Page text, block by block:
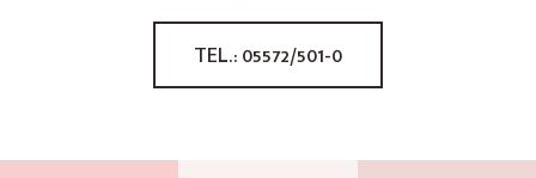
TEL.: 05572/501-0